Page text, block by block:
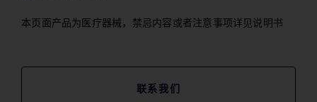
本页面产品为医疗器械，禁忌内容或者注意事项详见说明书
联系我们